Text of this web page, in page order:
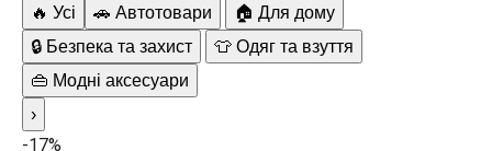
🔥 Усі
🚗 Автотовари
🏠 Для дому
🔒 Безпека та захист
👕 Одяг та взуття
👜 Модні аксесуари
›
-17%